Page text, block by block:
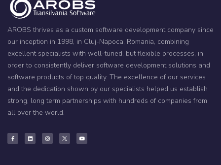
AROBS thrives as a custom software development company since
our inception in 1998, in Cluj-Napoca, Romania, combining
excellent specialists with well-tuned, but flexible processes, in
order to consistently deliver software development solutions and
software products of top quality. The excellence of our services
and the dedication shown by our specialists helped us establish
strong, long term partnerships with hundreds of companies from
all over the world.